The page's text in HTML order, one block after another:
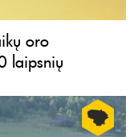
oro
laipsnių